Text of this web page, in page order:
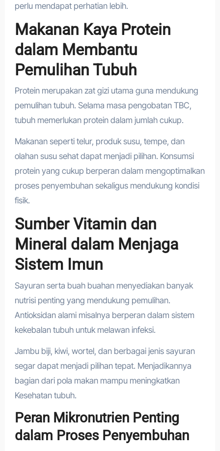
perlu mendapat perhatian lebih.
Makanan Kaya Protein
dalam Membantu
Pemulihan Tubuh
Protein merupakan zat gizi utama guna mendukung
pemulihan tubuh. Selama masa pengobatan TBC,
tubuh memerlukan protein dalam jumlah cukup.
Makanan seperti telur, produk susu, tempe, dan
olahan susu sehat dapat menjadi pilihan. Konsumsi
protein yang cukup berperan dalam mengoptimalkan
proses penyembuhan sekaligus mendukung kondisi
fisik.
Sumber Vitamin dan
Mineral dalam Menjaga
Sistem Imun
Sayuran serta buah buahan menyediakan banyak
nutrisi penting yang mendukung pemulihan.
Antioksidan alami misalnya berperan dalam sistem
kekebalan tubuh untuk melawan infeksi.
Jambu biji, kiwi, wortel, dan berbagai jenis sayuran
segar dapat menjadi pilihan tepat. Menjadikannya
bagian dari pola makan mampu meningkatkan
Kesehatan tubuh.
Peran Mikronutrien Penting
dalam Proses Penyembuhan